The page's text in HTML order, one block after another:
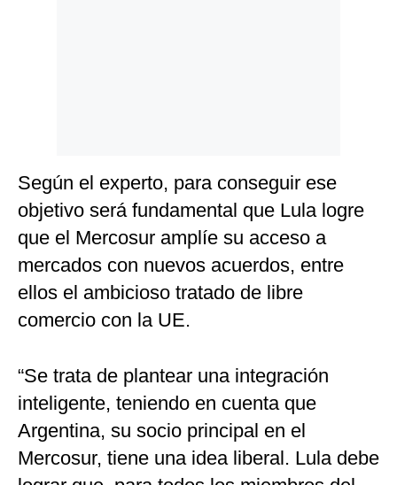
Según el experto, para conseguir ese
objetivo será fundamental que Lula logre
que el Mercosur amplíe su acceso a
mercados con nuevos acuerdos, entre
ellos el ambicioso tratado de libre
comercio con la UE.
“Se trata de plantear una integración
inteligente, teniendo en cuenta que
Argentina, su socio principal en el
Mercosur, tiene una idea liberal. Lula debe